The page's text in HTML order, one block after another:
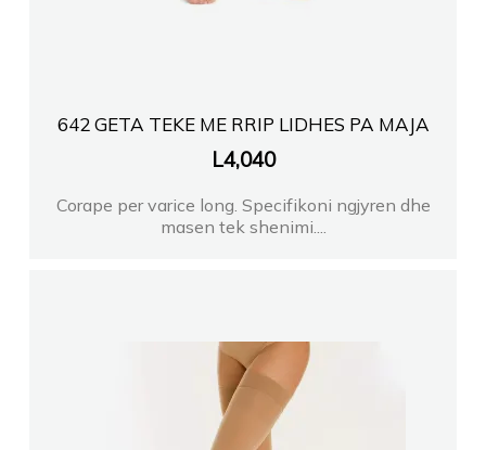
642 GETA TEKE ME RRIP LIDHES PA MAJA
L4,040
Corape per varice long. Specifikoni ngjyren dhe
masen tek shenimi....